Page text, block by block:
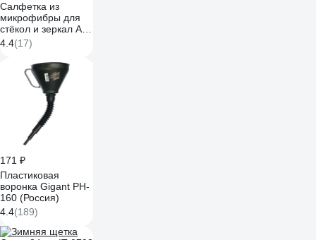
Салфетка из
микрофибры для
стёкол и зеркал A-
VM, 30х30 см
SR4037
4.4(17)
171 ₽
Пластиковая
воронка Gigant PH-
160 (Россия)
4.4(189)